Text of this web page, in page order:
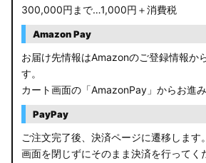
300,000円まで…1,000円＋消費税
Amazon Pay
お届け先情報はAmazonのご登録情報か
す。
カート画面の「AmazonPay」からお進み
PayPay
ご注文完了後、決済ページに遷移します。
画面を閉じずにそのまま決済を行ってく